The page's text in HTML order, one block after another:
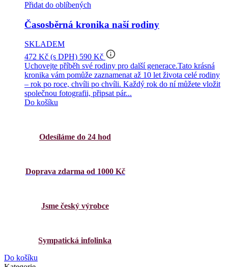
Přidat do oblíbených
Časosběrná kronika naší rodiny
SKLADEM
472 Kč (s DPH) 590 Kč info_outline
Uchovejte příběh své rodiny pro další generace.Tato krásná
kronika vám pomůže zaznamenat až 10 let života celé rodiny
– rok po roce, chvíli po chvíli. Každý rok do ní můžete vložit
společnou fotografii, připsat pár...
Do košíku
Odesíláme do 24 hod
Doprava zdarma od 1000 Kč
Jsme český výrobce
Sympatická infolinka
Do košíku